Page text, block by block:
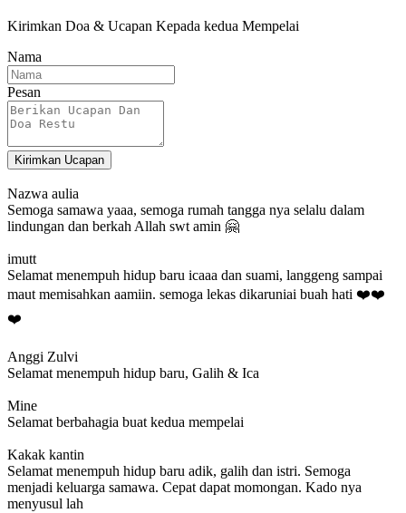
Kirimkan Doa & Ucapan Kepada kedua Mempelai
Nama
Pesan
Kirimkan Ucapan
Nazwa aulia
Semoga samawa yaaa, semoga rumah tangga nya selalu dalam
lindungan dan berkah Allah swt amin 🤗
imutt
Selamat menempuh hidup baru icaaa dan suami, langgeng sampai
maut memisahkan aamiin. semoga lekas dikaruniai buah hati ❤️❤️
❤️
Anggi Zulvi
Selamat menempuh hidup baru, Galih & Ica
Mine
Selamat berbahagia buat kedua mempelai
Kakak kantin
Selamat menempuh hidup baru adik, galih dan istri. Semoga
menjadi keluarga samawa. Cepat dapat momongan. Kado nya
menyusul lah